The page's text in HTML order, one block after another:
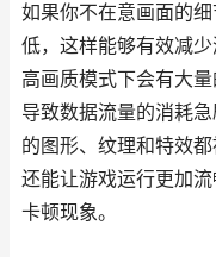
如果你不在意画面的
低，这样能够有效减
高画质模式下会有大
导致数据流量的消耗
的图形、纹理和特效
还能让游戏运行更加
卡顿现象。